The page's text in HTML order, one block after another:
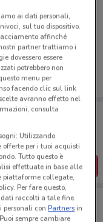
te!
negozi vicino a te,
comodamente
L’APP
ai dati personali,
sul tuo dispositivo.
affinché
partner trattiamo i
dovessero essere
potrebbero non
menu per
facendo clic sul link
avranno effetto nel
consulta
Utilizzando
offerte per i tuoi acquisti
Tutto questo è
effettuate in base alle
collegate,
Per fare questo,
dati raccolti a tale fine.
personali conPartnersin
sempre cambiare